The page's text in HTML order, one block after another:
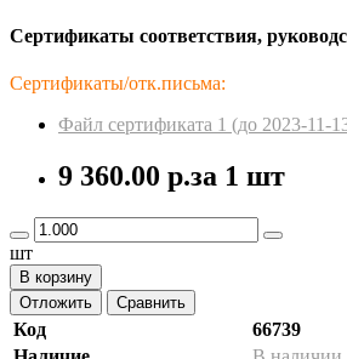
Сертификаты соответствия,
Сертификаты/отк.письма:
Файл сертификата 1 (до 2023-11-
9 360.00 р.за 1 шт
шт
В корзину
Отложить
Сравнить
Код
66739